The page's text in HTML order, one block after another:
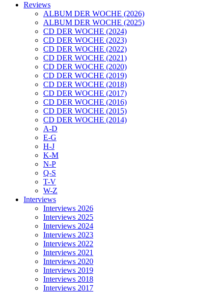
Reviews
ALBUM DER WOCHE (2026)
ALBUM DER WOCHE (2025)
CD DER WOCHE (2024)
CD DER WOCHE (2023)
CD DER WOCHE (2022)
CD DER WOCHE (2021)
CD DER WOCHE (2020)
CD DER WOCHE (2019)
CD DER WOCHE (2018)
CD DER WOCHE (2017)
CD DER WOCHE (2016)
CD DER WOCHE (2015)
CD DER WOCHE (2014)
A-D
E-G
H-J
K-M
N-P
Q-S
T-V
W-Z
Interviews
Interviews 2026
Interviews 2025
Interviews 2024
Interviews 2023
Interviews 2022
Interviews 2021
Interviews 2020
Interviews 2019
Interviews 2018
Interviews 2017